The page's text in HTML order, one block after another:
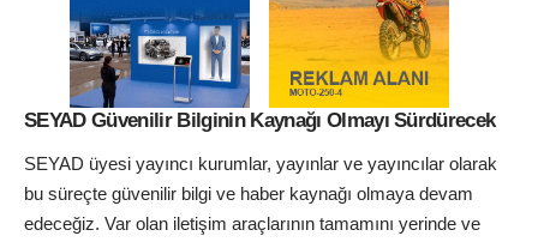
SEYAD Güvenilir Bilginin Kaynağı Olmayı Sürdürecek
SEYAD üyesi yayıncı kurumlar, yayınlar ve yayıncılar olarak
bu süreçte güvenilir bilgi ve haber kaynağı olmaya devam
edeceğiz. Var olan iletişim araçlarının tamamını yerinde ve